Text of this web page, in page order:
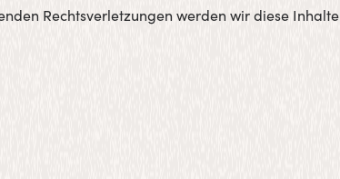
Rechtsverletzungen werden wir diese Inhalte